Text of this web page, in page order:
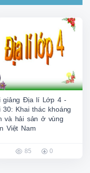
giảng Địa lí Lớp 4 -
30: Khai thác khoáng
và hải sản ở vùng
Việt Nam
85 0